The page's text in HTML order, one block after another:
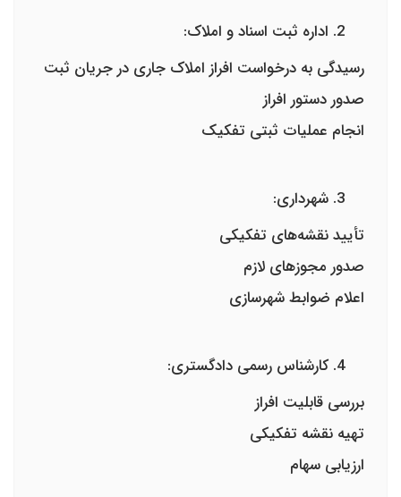
اداره ثبت اسناد و املاک:
رسیدگی به درخواست افراز املاک جاری در جریان ثبت
صدور دستور افراز
انجام عملیات ثبتی تفکیک
شهرداری:
تأیید نقشه‌های تفکیکی
صدور مجوزهای لازم
اعلام ضوابط شهرسازی
کارشناس رسمی دادگستری:
بررسی قابلیت افراز
تهیه نقشه تفکیکی
ارزیابی سهام